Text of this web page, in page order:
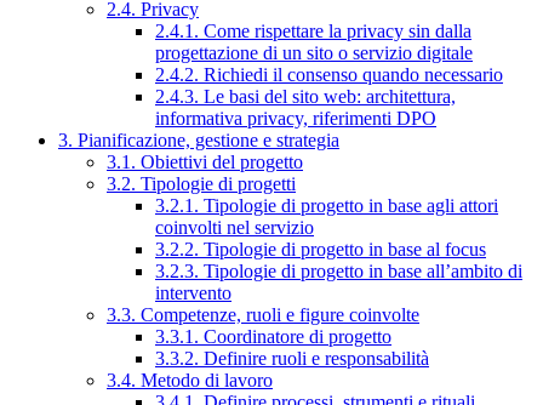
2.4. Privacy
2.4.1. Come rispettare la privacy sin dalla
progettazione di un sito o servizio digitale
2.4.2. Richiedi il consenso quando necessario
2.4.3. Le basi del sito web: architettura,
informativa privacy, riferimenti DPO
3. Pianificazione, gestione e strategia
3.1. Obiettivi del progetto
3.2. Tipologie di progetti
3.2.1. Tipologie di progetto in base agli attori
coinvolti nel servizio
3.2.2. Tipologie di progetto in base al focus
3.2.3. Tipologie di progetto in base all’ambito di
intervento
3.3. Competenze, ruoli e figure coinvolte
3.3.1. Coordinatore di progetto
3.3.2. Definire ruoli e responsabilità
3.4. Metodo di lavoro